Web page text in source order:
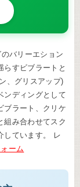
バリーエション
らすビブラートと
、グリスアップ)
ンディングとして
ブラート、クリケ
組み合わせてスク
しています。 レ
ーム